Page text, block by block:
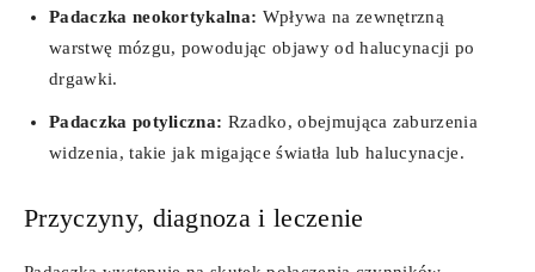
Padaczka neokortykalna: Wpływa na zewnętrzną
warstwę mózgu, powodując objawy od halucynacji po
drgawki.
Padaczka potyliczna: Rzadko, obejmująca zaburzenia
widzenia, takie jak migające światła lub halucynacje.
Przyczyny, diagnoza i leczenie